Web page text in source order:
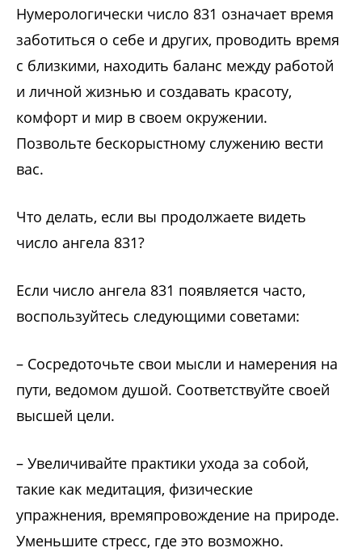
Нумерологически число 831 означает время
заботиться о себе и других, проводить время
с близкими, находить баланс между работой
и личной жизнью и создавать красоту,
комфорт и мир в своем окружении.
Позвольте бескорыстному служению вести
вас.
Что делать, если вы продолжаете видеть
число ангела 831?
Если число ангела 831 появляется часто,
воспользуйтесь следующими советами:
– Сосредоточьте свои мысли и намерения на
пути, ведомом душой. Соответствуйте своей
высшей цели.
– Увеличивайте практики ухода за собой,
такие как медитация, физические
упражнения, времяпровождение на природе.
Уменьшите стресс, где это возможно.